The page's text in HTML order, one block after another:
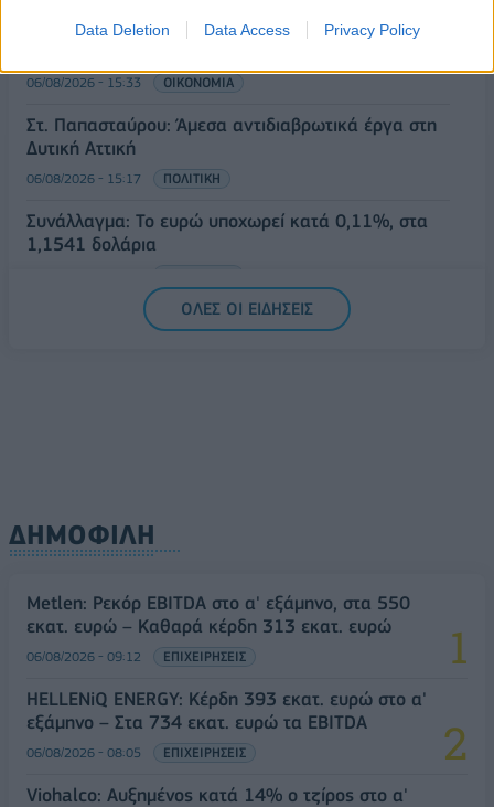
Data Deletion Data Access Privacy Policy
κτηνοτρόφους για ευλογιά, πανώλη και αφθώδη
06/08/2026 - 15:33 ΟΙΚΟΝΟΜΙΑ
Στ. Παπασταύρου: Άμεσα αντιδιαβρωτικά έργα στη
Δυτική Αττική
06/08/2026 - 15:17 ΠΟΛΙΤΙΚΗ
Συνάλλαγμα: Το ευρώ υποχωρεί κατά 0,11%, στα
1,1541 δολάρια
ΟΛΕΣ ΟΙ ΕΙΔΗΣΕΙΣ
ΔΗΜΟΦΙΛΗ
Metlen: Ρεκόρ EBITDA στο α' εξάμηνο, στα 550
εκατ. ευρώ – Καθαρά κέρδη 313 εκατ. ευρώ
06/08/2026 - 09:12 ΕΠΙΧΕΙΡΗΣΕΙΣ
HELLENiQ ENERGY: Κέρδη 393 εκατ. ευρώ στο α'
εξάμηνο – Στα 734 εκατ. ευρώ τα EBITDA
06/08/2026 - 08:05 ΕΠΙΧΕΙΡΗΣΕΙΣ
Viohalco: Αυξημένος κατά 14% ο τζίρος στο α'